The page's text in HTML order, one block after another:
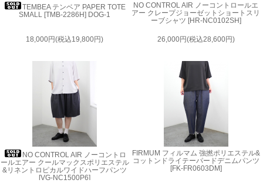
TEMBEA テンベア PAPER TOTE
SMALL [TMB-2286H] DOG-1
18,000円(税込19,800円)
NO CONTROL AIR ノーコントロールエ
アー クレープジョーゼットショートスリ
ーブシャツ [HR-NC0102SH]
26,000円(税込28,600円)
NO CONTROL AIR ノーコントロ
ールエアー クールマックスポリエステル
&リネントロピカルワイドハーフパンツ
[VG-NC1500P6]
FIRMUM フィルマム 強撚ポリエステル&
コットンドライテーパードデニムパンツ
[FK-FR0603DM]